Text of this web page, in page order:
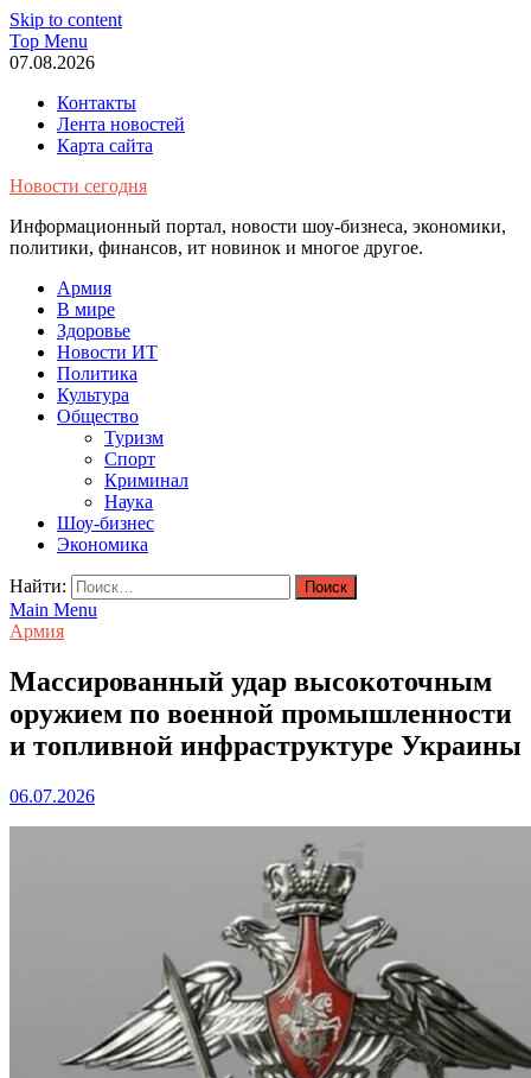
Skip to content
Top Menu
07.08.2026
Контакты
Лента новостей
Карта сайта
Новости сегодня
Информационный портал, новости шоу-бизнеса, экономики,
политики, финансов, ит новинок и многое другое.
Армия
В мире
Здоровье
Новости ИТ
Политика
Культура
Общество
Туризм
Спорт
Криминал
Наука
Шоу-бизнес
Экономика
Найти:
Main Menu
Армия
Массированный удар высокоточным
оружием по военной промышленности
и топливной инфраструктуре Украины
06.07.2026